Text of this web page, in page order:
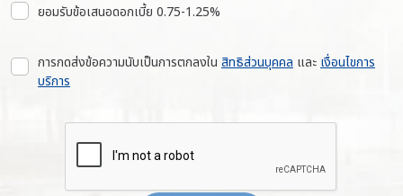
ยอมรับข้อเสนอดอกเบี้ย 0.75-1.25%
การกดส่งข้อความนับเป็นการตกลงใน สิทธิส่วนบุคคล และเงื่อนไขการ
บริการ